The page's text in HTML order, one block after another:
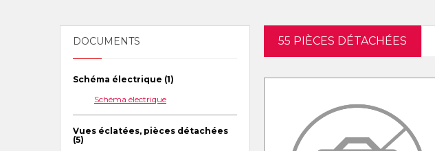
DOCUMENTS
Schéma électrique (1)
Schéma électrique
Vues éclatées, pièces détachées
(5)
55 PIÈCES DÉTACHÉES